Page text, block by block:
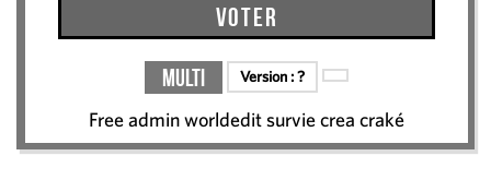
Voter
Multi Version :?
Free admin worldedit survie crea craké